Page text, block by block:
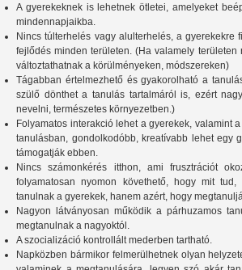
A gyerekeknek is lehetnek ötletei, amelyeket
mindennapjaikba.
Nincs túlterhelés vagy alulterhelés, a gyerekekre
fejlődés minden területen. (Ha valamely területen
változtathatnak a körülményeken, módszereken)
Tágabban értelmezhető és gyakorolható a
szülő dönthet a tanulás tartalmáról is, ezért
nevelni, természetes környezetben.)
Folyamatos interakció lehet a gyerekek, valamint
tanulásban, gondolkodóbb, kreatívabb lehet egy
támogatják ebben.
Nincs számonkérés itthon, ami frusztrációt
folyamatosan nyomon követhető, hogy mit
tanulnak a gyerekek, hanem azért, hogy
Nagyon látványosan működik a párhuzamos
megtanulnak a nagyoktól.
A szocializáció kontrollált mederben tartható.
Napközben bármikor felmerülhetnek olyan